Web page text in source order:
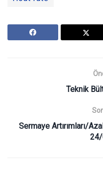
Teknik
Sermaye Artırımları/